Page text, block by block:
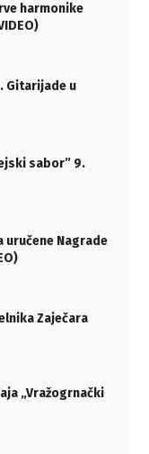
harmonike
Gitarijade u
sabor” 9.
uručene Nagrade
Zaječara
„Vražogrnački